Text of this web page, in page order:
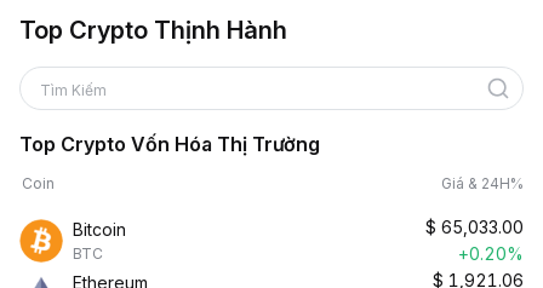
Top Crypto Thịnh Hành
Tìm Kiếm
Top Crypto Vốn Hóa Thị Trường
Coin Giá & 24H%
Bitcoin
BTC
$ 65,033.00
+0.20%
Ethereum
$ 1,921.06